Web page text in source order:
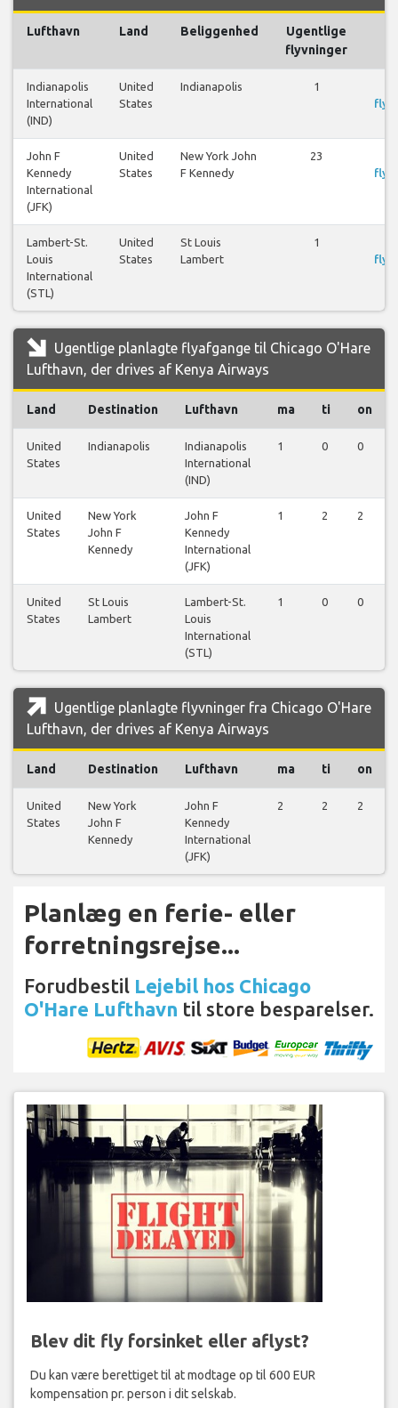
Lufthavn Land Beliggenhed
Ugentlige
flyvninger
Indianapolis
International
(IND)
United
States
Indianapolis 1
John F
Kennedy
International
(JFK)
United
States
New York John
F Kennedy
23
Lambert-St.
Louis
International
(STL)
United
States
St Louis
Lambert
1
Ugentlige planlagte flyafgange til Chicago O'Hare
Lufthavn, der drives af Kenya Airways
Land Destination Lufthavn ma ti on
United
States
Indianapolis
Indianapolis
International
(IND)
1 0 0
United
States
New York
John F
Kennedy
John F
Kennedy
International
(JFK)
1 2 2
United
States
St Louis
Lambert
Lambert-St.
Louis
International
(STL)
1 0 0
Ugentlige planlagte flyvninger fra Chicago O'Hare
Lufthavn, der drives af Kenya Airways
Land Destination Lufthavn ma ti on
United
States
New York
John F
Kennedy
John F
Kennedy
International
(JFK)
2 2 2
Planlæg en ferie- eller
forretningsrejse...
Forudbestil Lejebil hos Chicago
O'Hare Lufthavn til store besparelser.
Blev dit fly forsinket eller aflyst?
Du kan være berettiget til at modtage op til 600 EUR
kompensation pr. person i dit selskab.